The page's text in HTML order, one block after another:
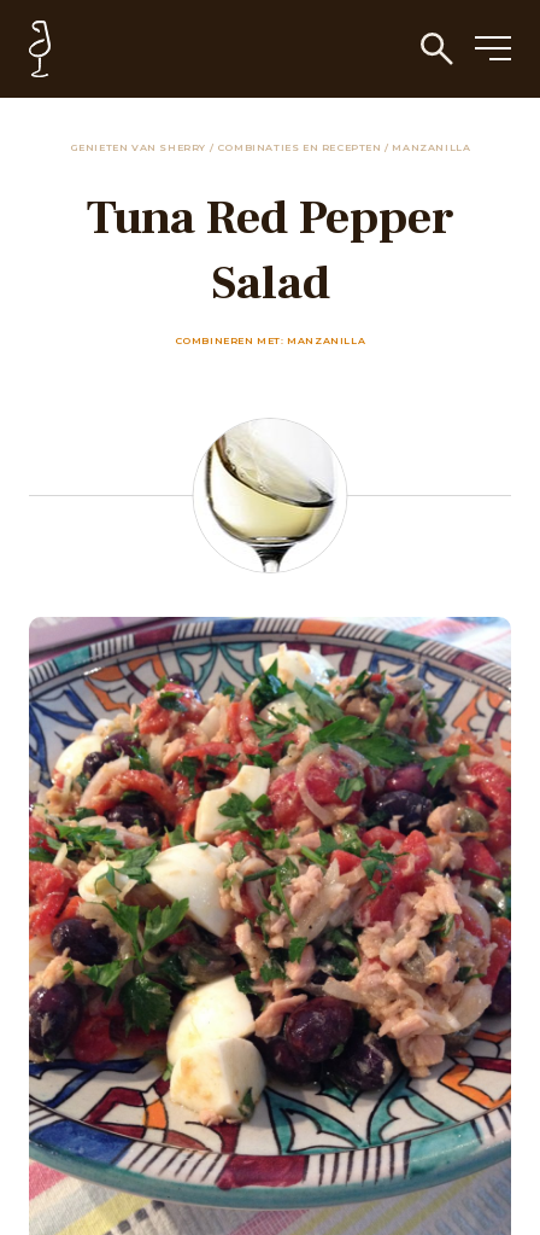
GENIETEN VAN SHERRY / COMBINATIES EN RECEPTEN/ MANZANILLA
Tuna Red Pepper
Salad
COMBINEREN MET: MANZANILLA